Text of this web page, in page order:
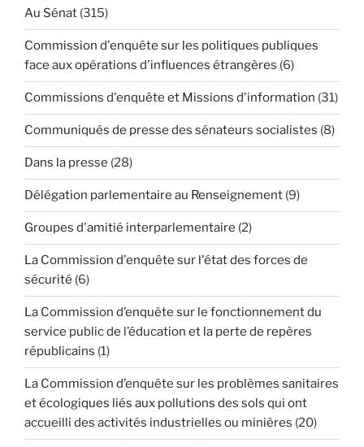
Au Sénat (315)
Commission d'enquête sur les politiques publiques
face aux opérations d'influences étrangères (6)
Commissions d'enquête et Missions d'information (31)
Communiqués de presse des sénateurs socialistes (8)
Dans la presse (28)
Délégation parlementaire au Renseignement (9)
Groupes d'amitié interparlementaire (2)
La Commission d'enquête sur l'état des forces de
sécurité (6)
La Commission d’enquête sur le fonctionnement du
service public de l’éducation et la perte de repères
républicains (1)
La Commission d’enquête sur les problèmes sanitaires
et écologiques liés aux pollutions des sols qui ont
accueilli des activités industrielles ou minières (20)